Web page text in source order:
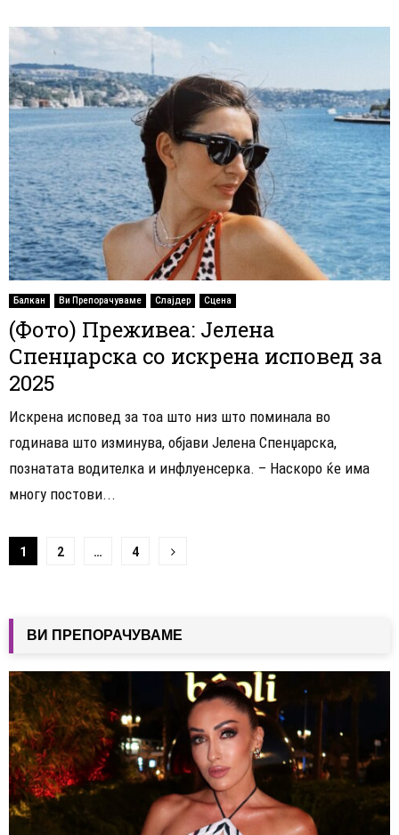
Балкан Ви Препорачуваме Слајдер Сцена
(Фото) Преживеа: Јелена
Спенџарска со искрена исповед за
2025
Искрена исповед за тоа што низ што поминала во
годинава што изминува, објави Јелена Спенџарска,
познатата водителка и инфлуенсерка. – Наскоро ќе има
многу постови...
Навигација
написи
1 2 … 4
ВИ ПРЕПОРАЧУВАМЕ